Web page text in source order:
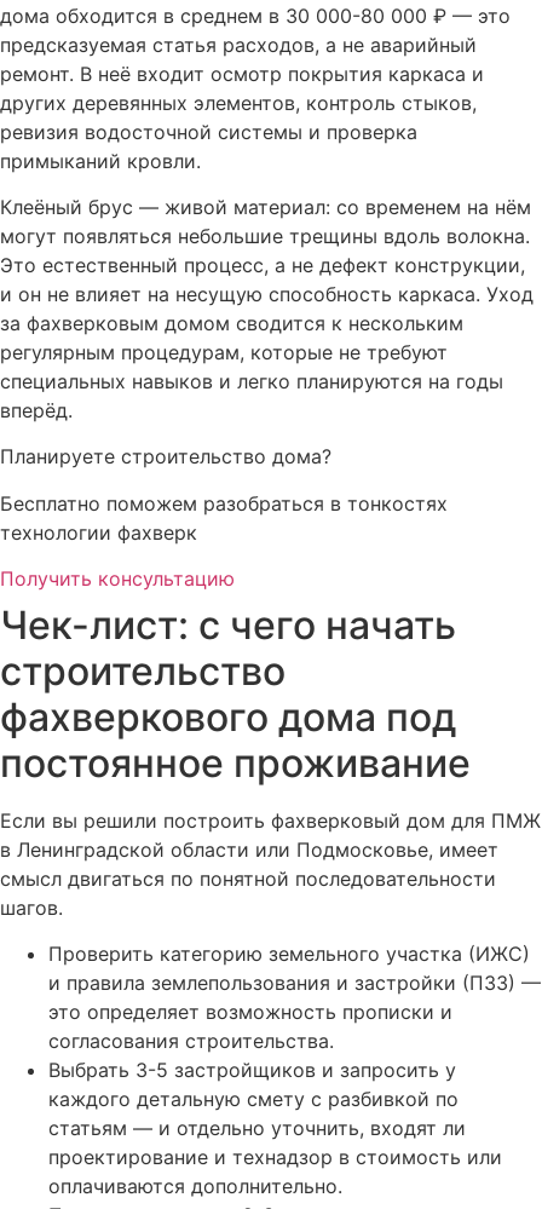
дома обходится в среднем в 30 000-80 000 ₽ — это
предсказуемая статья расходов, а не аварийный
ремонт. В неё входит осмотр покрытия каркаса и
других деревянных элементов, контроль стыков,
ревизия водосточной системы и проверка
примыканий кровли.
Клеёный брус — живой материал: со временем на нём
могут появляться небольшие трещины вдоль волокна.
Это естественный процесс, а не дефект конструкции,
и он не влияет на несущую способность каркаса. Уход
за фахверковым домом сводится к нескольким
регулярным процедурам, которые не требуют
специальных навыков и легко планируются на годы
вперёд.
Планируете строительство дома?
Бесплатно поможем разобраться в тонкостях
технологии фахверк
Получить консультацию
Чек-лист: с чего начать
строительство
фахверкового дома под
постоянное проживание
Если вы решили построить фахверковый дом для ПМЖ
в Ленинградской области или Подмосковье, имеет
смысл двигаться по понятной последовательности
шагов.
Проверить категорию земельного участка (ИЖС)
и правила землепользования и застройки (ПЗЗ) —
это определяет возможность прописки и
согласования строительства.
Выбрать 3-5 застройщиков и запросить у
каждого детальную смету с разбивкой по
статьям — и отдельно уточнить, входят ли
проектирование и технадзор в стоимость или
оплачиваются дополнительно.